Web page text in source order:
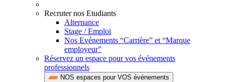
Recruter nos Etudiants
Alternance
Stage / Emploi
Nos Evénements “Carrière” et “Marque
employeur”
Réservez un espace pour vos événements
professionnels
NOS espaces pour VOS événements